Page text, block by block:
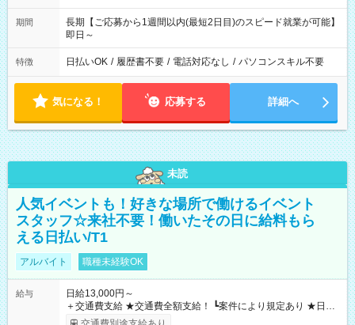
期間
長期【ご応募から1週間以内(最短2日目)のスピード就業が可能】
即日～
特徴 日払いOK / 履歴書不要 / 電話対応なし / パソコンスキル不要
気になる！ 応募する 詳細へ
未読
人気イベントも！好きな場所で働けるイベント
スタッフ☆来社不要！働いたその日に給料もら
える日払い/T1
アルバイト 職種未経験OK
給与
日給13,000円～
＋交通費支給 ★交通費全額支給！ ┗案件により規定あり ★日払
いOK！（規定あり） ┗働いたその日に現金GET♪ お仕事後はコ